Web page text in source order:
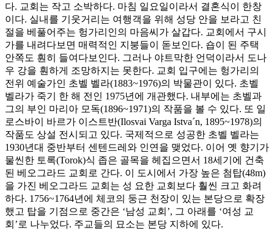
다. 교회는 작고 소박하다. 마침 일요일이라서 결혼식이 한창
이다. 실내를 기웃거리는 여행객을 위해 성당 안을 보라고 친
절을 베풀어주는 헝가리인의 마음씨가 살갑다. 교회에서 구시
가를 내려다보면 매력적인 지붕들이 돋보인다. 숍이 된 주택
안쪽도 훤히 들여다보인다. 그러나 야트막한 언덕이라서 도나
우 강을 훤하게 조망하지는 못한다. 교회 입구에는 헝가리의
전위 예술가인 초벨 벨라(1883~1976)의 박물관이 있다. 초벨
벨라가 죽기 한 해 전인 1975년에 개관했다. 내부에는 초벨과
그의 부인 마리아 모독(1896~1971)의 작품을 볼 수 있다. 또 일
로스바이 바르가 이스트반(Ilosvai Varga Istva´n, 1895~1978)의
작품도 상설 전시되고 있다. 국제적으로 성공한 초벨 벨라는
1930년대 중반부터 센텐드레와 인연을 맺었다. 이어 옛 향기가
물씬한 토록(Torok)식 좁은 골목을 헤집으면서 18세기에 건축
된 베오그라드 교회로 간다. 이 도시에서 가장 높은 첨탑(48m)
을 가진 베오그라드 교회는 성 요한 교회보다 훨씬 크고 화려
하다. 1756~1764년에 체코의 둥근 천장이 있는 본당으로 확장
했고 탑을 기점으로 중간은 ‘남성 교회’, 그 아래를 ‘여성 교
회’로 나누었다. 주교들의 묘소는 본당 지하에 있다.